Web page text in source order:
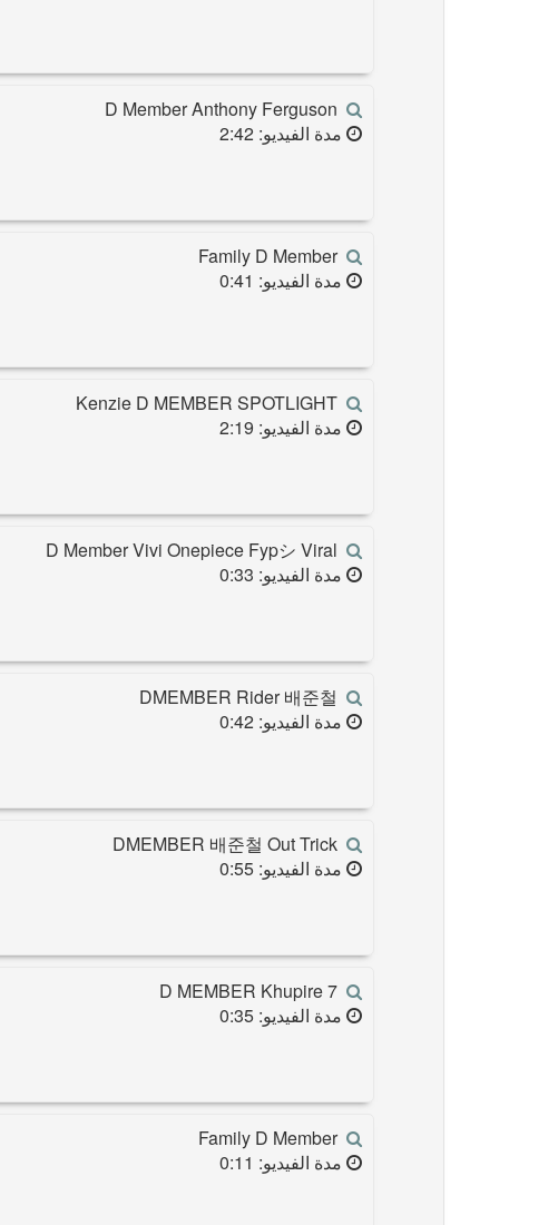
D Member Anthony Ferguson
مدة الفيديو: 2:42
Family D Member
مدة الفيديو: 0:41
Kenzie D MEMBER SPOTLIGHT
مدة الفيديو: 2:19
D Member Vivi Onepiece Fypシ Viral
مدة الفيديو: 0:33
DMEMBER Rider 배준철
مدة الفيديو: 0:42
DMEMBER 배준철 Out Trick
مدة الفيديو: 0:55
D MEMBER Khupire 7
مدة الفيديو: 0:35
Family D Member
مدة الفيديو: 0:11